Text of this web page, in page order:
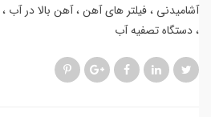
آشامیدنی فیلتر های آهن آهن بالا در آب
دستگاه تصفیه آب